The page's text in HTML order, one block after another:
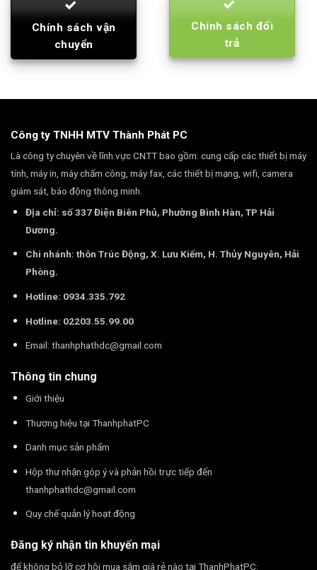
Chính sách vận
chuyển
Chính sách đổi
trả
Công ty TNHH MTV Thành Phát PC
Là công ty chuyên về lĩnh vực CNTT bao gồm: cung cấp các thiết bị máy
tính, máy in, máy chấm công, máy fax, các thiết bị mạng, wifi, camera
giám sát, báo động thông minh.
Địa chỉ: số 337 Điện Biên Phủ, Phường Bình Hàn, TP Hải
Dương.
Chi nhánh: thôn Trúc Động, X. Lưu Kiếm, H. Thủy Nguyên, Hải
Phòng.
Hotline: 0934.335.792
Hotline: 02203.55.99.00
Email: thanhphathdc@gmail.com
Thông tin chung
Giới thiệu
Thương hiệu tại ThanhphatPC
Danh mục sản phẩm
Hộp thư nhận góp ý và phản hồi trực tiếp đến
thanhphathdc@gmail.com
Quy chế quản lý hoạt động
Đăng ký nhận tin khuyến mại
để không bỏ lỡ cơ hội mua sắm giá rẻ nào tại ThanhPhatPC: